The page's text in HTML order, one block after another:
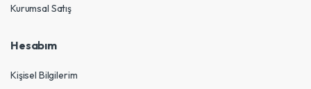
Kurumsal Satış
Hesabım
Kişisel Bilgilerim